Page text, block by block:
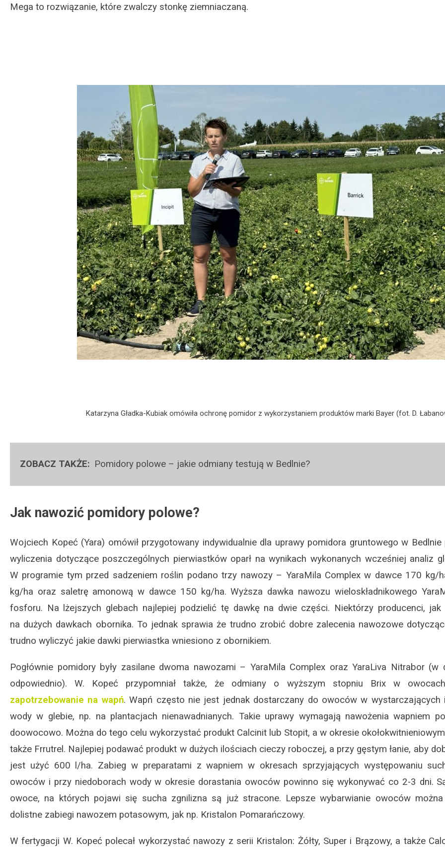
Mega to rozwiązanie, które zwalczy stonkę ziemniaczaną.
Katarzyna Gładka-Kubiak omówiła ochronę pomidor z wykorzystaniem produktów marki Bayer (fot. D.
Pomidory polowe – jakie odmiany testują w Bedlnie?
Jak nawozić pomidory polowe?
Wojciech Kopeć (Yara) omówił przygotowany indywidualnie dla uprawy pomidora gruntowego w
wyliczenia dotyczące poszczególnych pierwiastków oparł na wynikach wykonanych wcześniej analiz
W programie tym przed sadzeniem roślin podano trzy nawozy – YaraMila Complex w dawce 170 kg/
kg/ha oraz saletrę amonową w dawce 150 kg/ha. Wyższa dawka nawozu wieloskładnikowego
fosforu. Na lżejszych glebach najlepiej podzielić tę dawkę na dwie części. Niektórzy producenci, jak
na dużych dawkach obornika. To jednak sprawia że trudno zrobić dobre zalecenia nawozowe
trudno wyliczyć jakie dawki pierwiastka wniesiono z obornikiem.
Pogłównie pomidory były zasilane dwoma nawozami – YaraMila Complex oraz YaraLiva Nitrabor
odpowiednio). W. Kopeć przypomniał także, że odmiany o wyższym stopniu Brix w
zapotrzebowanie na wapń. Wapń często nie jest jednak dostarczany do owoców w wystarczających
wody w glebie, np. na plantacjach nienawadnianych. Takie uprawy wymagają nawożenia wapniem
doowocowo. Można do tego celu wykorzystać produkt Calcinit lub Stopit, a w okresie
także Frrutrel. Najlepiej podawać produkt w dużych ilościach cieczy roboczej, a przy gęstym łanie, aby
jest użyć 600 l/ha. Zabieg w preparatami z wapniem w okresach sprzyjających występowaniu
owoców i przy niedoborach wody w okresie dorastania owoców powinno się wykonywać co 2-3 dni.
owoce, na których pojawi się sucha zgnilizna są już stracone. Lepsze wybarwianie owoców
dolistne zabiegi nawozem potasowym, jak np. Kristalon Pomarańczowy.
W fertygacji W. Kopeć polecał wykorzystać nawozy z serii Kristalon: Żółty, Super i Brązowy, a także